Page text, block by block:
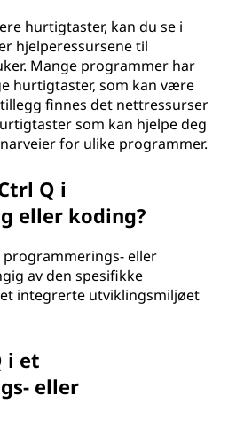
hurtigtaster, kan du se i
hjelperessursene til
Mange programmer har
hurtigtaster, som kan være
finnes det nettressurser
som kan hjelpe deg
for ulike programmer.
Q i
eller koding?
programmerings- eller
av den spesifikke
integrerte utviklingsmiljøet
i et
eller